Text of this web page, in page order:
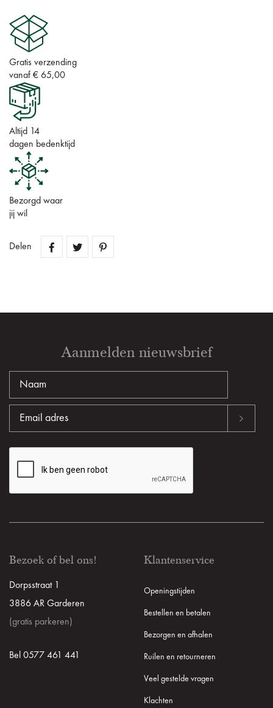
Gratis verzending
vanaf € 65,00
Altijd 14
dagen bedenktijd
Bezorgd waar
jij wil
Delen
Aanmelden nieuwsbrief
Bezoek of bel ons!
Dorpsstraat 1
3886 AR Garderen
(gratis parkeren)
Bel 0577 461 441
Klantenservice
Openingstijden
Bestellen en betalen
Bezorgen en afhalen
Ruilen en retourneren
Veel gestelde vragen
Klachten